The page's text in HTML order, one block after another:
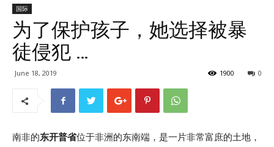
国际
为了保护孩子，她选择被暴
徒侵犯 …
June 18, 2019 0
1900
南非的东开普省位于非洲的东南端，是一片非常富庶的土地，